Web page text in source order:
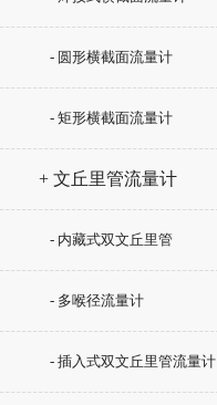
- 圆形横截面流量计
- 矩形横截面流量计
+ 文丘里管流量计
- 内藏式双文丘里管
- 多喉径流量计
- 插入式双文丘里管流量计